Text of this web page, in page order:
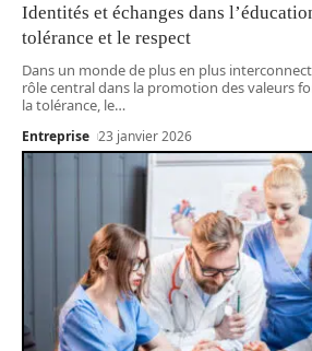
Identités et échanges dans
tolérance et le respect
Dans un monde de plus en plus
rôle central dans la promotion des valeurs
la tolérance, le…
Entreprise 23 janvier 2026